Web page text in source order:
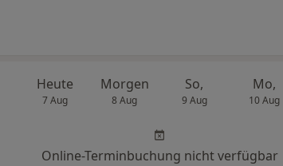
Heute
7 Aug
Morgen
8 Aug
So,
9 Aug
Mo,
10 Aug
Online-Terminbuchung nicht verfügbar